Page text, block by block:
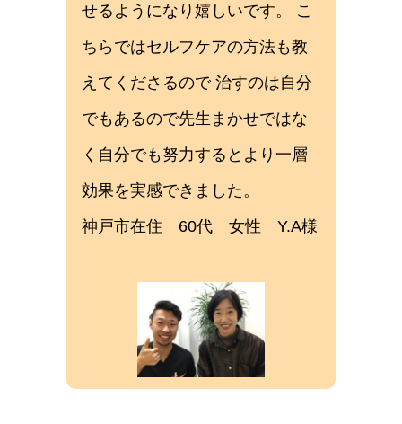
せるようになり嬉しいです。 こ
ちらではセルフケアの方法も教
えてくださるので 治すのは自分
でもあるので先生まかせではな
く自分でも努力するとより一層
効果を実感できました。
神戸市在住 60代 女性 Y.A様